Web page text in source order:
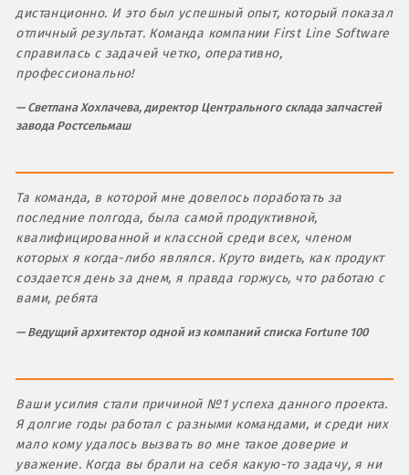
дистанционно. И это был успешный опыт, который показал
отличный результат. Команда компании First Line Software
справилась с задачей четко, оперативно,
профессионально!
Светлана Хохлачева, директор Центрального склада запчастей
завода Ростсельмаш
Та команда, в которой мне довелось поработать за
последние полгода, была самой продуктивной,
квалифицированной и классной среди всех, членом
которых я когда-либо являлся. Круто видеть, как продукт
создается день за днем, я правда горжусь, что работаю с
вами, ребята
Ведущий архитектор одной из компаний списка Fortune 100
Ваши усилия стали причиной №1 успеха данного проекта.
Я долгие годы работал с разными командами, и среди них
мало кому удалось вызвать во мне такое доверие и
уважение. Когда вы брали на себя какую-то задачу, я ни